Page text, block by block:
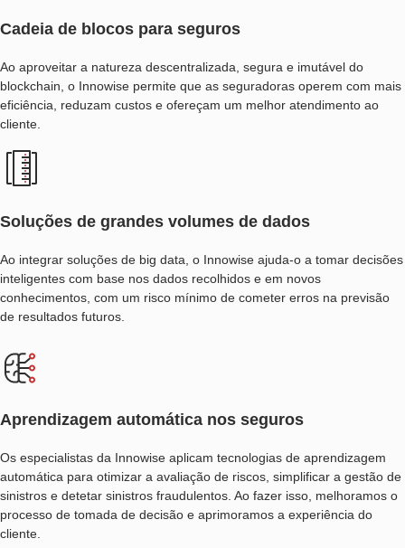
Cadeia de blocos para seguros
Ao aproveitar a natureza descentralizada, segura e imutável do
blockchain, o Innowise permite que as seguradoras operem com mais
eficiência, reduzam custos e ofereçam um melhor atendimento ao
cliente.
Soluções de grandes volumes de dados
Ao integrar soluções de big data, o Innowise ajuda-o a tomar decisões
inteligentes com base nos dados recolhidos e em novos
conhecimentos, com um risco mínimo de cometer erros na previsão
de resultados futuros.
Aprendizagem automática nos seguros
Os especialistas da Innowise aplicam tecnologias de aprendizagem
automática para otimizar a avaliação de riscos, simplificar a gestão de
sinistros e detetar sinistros fraudulentos. Ao fazer isso, melhoramos o
processo de tomada de decisão e aprimoramos a experiência do
cliente.